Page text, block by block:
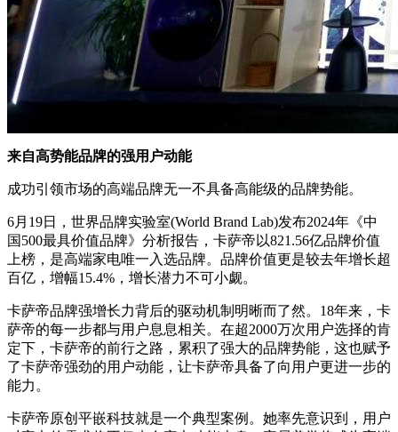
来自高势能品牌的强用户动能
成功引领市场的高端品牌无一不具备高能级的品牌势能。
6月19日，世界品牌实验室(World Brand Lab)发布2024年《中
国500最具价值品牌》分析报告，卡萨帝以821.56亿品牌价值
上榜，是高端家电唯一入选品牌。品牌价值更是较去年增长超
百亿，增幅15.4%，增长潜力不可小觑。
卡萨帝品牌强增长力背后的驱动机制明晰而了然。18年来，卡
萨帝的每一步都与用户息息相关。在超2000万次用户选择的肯
定下，卡萨帝的前行之路，累积了强大的品牌势能，这也赋予
了卡萨帝强劲的用户动能，让卡萨帝具备了向用户更进一步的
能力。
卡萨帝原创平嵌科技就是一个典型案例。她率先意识到，用户